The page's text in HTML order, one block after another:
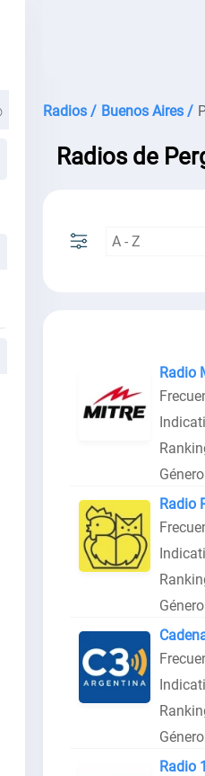
Radios / Buenos Aires /
Radios de
Radio
Radio
Radio